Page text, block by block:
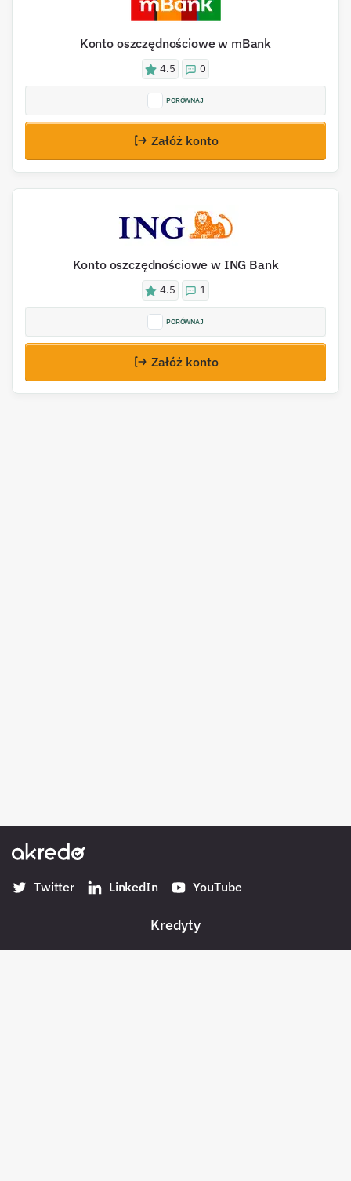
Konto oszczędnościowe w mBank
4.5 0
PORÓWNAJ
Załóż konto
Konto oszczędnościowe w ING Bank
4.5 1
PORÓWNAJ
Załóż konto
Twitter LinkedIn YouTube
Kredyty